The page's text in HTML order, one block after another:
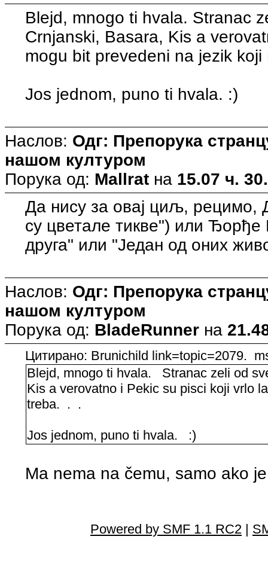
Blejd, mnogo ti hvala. Stranac
Crnjanski, Basara, Kis a
mogu bit prevedeni na jezik
Jos jednom, puno ti hvala. :)
Наслов: Одг: Препорука
нашом културом
Порука од: Mallrat на 15.07 ч.
Да нису за овај циљ, рецимо,
су цветале тикве") или
друга" или "Један од оних
Наслов: Одг: Препорука
нашом културом
Порука од: BladeRunner на
Цитирано: Brunichild link=topic=2079.
Blejd, mnogo ti hvala. Stranac zeli od
Kis a verovatno i Pekic su pisci koji vrlo
treba. . .
Jos jednom, puno ti hvala. :)
Ma nema na čemu, samo ako
Powered by SMF 1.1 RC2 |